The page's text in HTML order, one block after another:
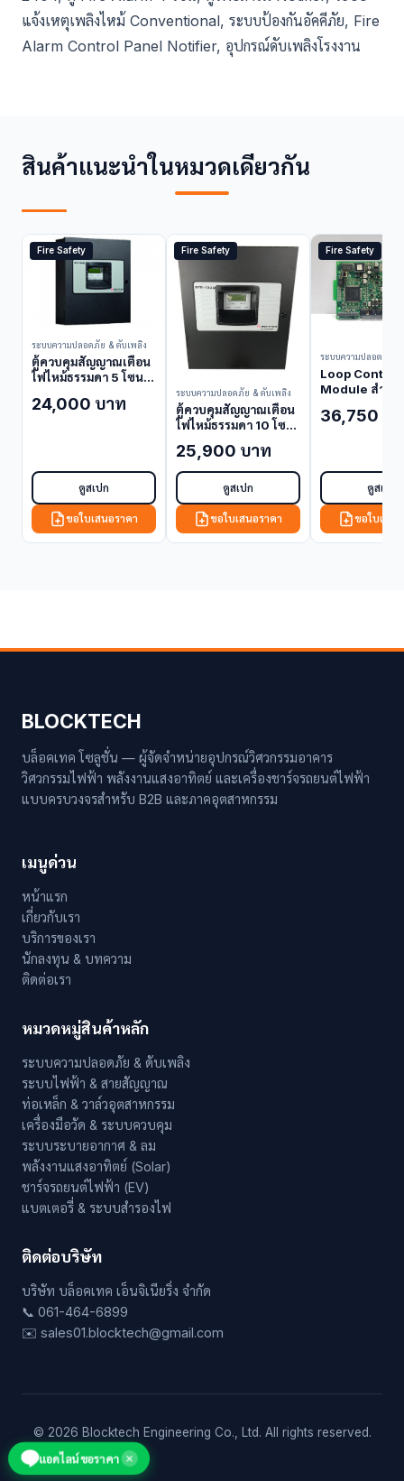
แจ้งเหตุเพลิงไหม้ Conventional, ระบบป้องกันอัคคีภัย, Fire
Alarm Control Panel Notifier, อุปกรณ์ดับเพลิงโรงงาน
สินค้าแนะนำในหมวดเดียวกัน
Fire Safety
ระบบความปลอดภัย & ดับเพลิง
ตู้ควบคุมสัญญาณเตือน
ไฟไหม้ธรรมดา 5 โซน
(Fire Alarm Control
24,000 บาท
ดูสเปก
ขอใบเสนอราคา
Fire Safety
ระบบความปลอดภัย & ดับเพลิง
ตู้ควบคุมสัญญาณเตือน
ไฟไหม้ธรรมดา 10 โซน
(Fire Alarm Control
Panel)
25,900 บาท
ดูสเปก
ขอใบเสนอราคา
Fire Safety
ระบบความปลอดภัย &
Loop Control
Module สำหรั
320 (Control
36,750 บ
ดูสเปก
ขอใบเสน
BLOCKTECH
บล็อคเทค โซลูชั่น — ผู้จัดจำหน่ายอุปกรณ์วิศวกรรมอาคาร
วิศวกรรมไฟฟ้า พลังงานแสงอาทิตย์ และเครื่องชาร์จรถยนต์ไฟฟ้า
แบบครบวงจรสำหรับ B2B และภาคอุตสาหกรรม
เมนูด่วน
หน้าแรก
เกี่ยวกับเรา
บริการของเรา
นักลงทุน & บทความ
ติดต่อเรา
หมวดหมู่สินค้าหลัก
ระบบความปลอดภัย & ดับเพลิง
ระบบไฟฟ้า & สายสัญญาณ
ท่อเหล็ก & วาล์วอุตสาหกรรม
เครื่องมือวัด & ระบบควบคุม
ระบบระบายอากาศ & ลม
พลังงานแสงอาทิตย์ (Solar)
ชาร์จรถยนต์ไฟฟ้า (EV)
แบตเตอรี่ & ระบบสำรองไฟ
ติดต่อบริษัท
บริษัท บล็อคเทค เอ็นจิเนียริ่ง จำกัด
📞 061-464-6899
✉️ sales01.blocktech@gmail.com
© 2026 Blocktech Engineering Co., Ltd. All rights reserved.
แอดไลน์ขอราคา ✕